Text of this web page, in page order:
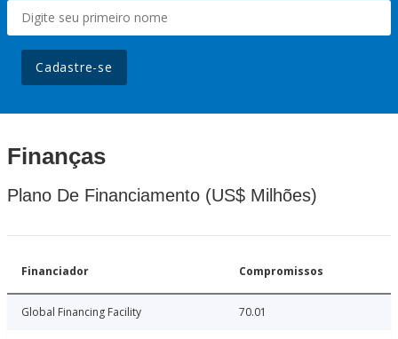
Cadastre-se
Finanças
Plano De Financiamento (US$ Milhões)
Financiador Compromissos
Global Financing Facility 70.01